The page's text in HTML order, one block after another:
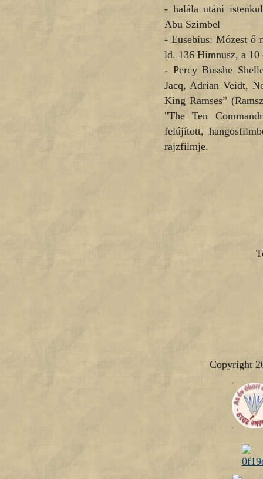
- halála utáni
Abu Szimbel
- Eusebius: Mózest ő
ld. 136 Himnusz, a 10
- Percy Busshe
Jacq, Adrian Veidt,
King Ramses”
"The Ten
felújított,
rajzfilmje.
Copyright